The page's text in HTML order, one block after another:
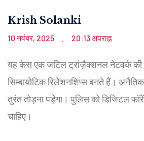
Krish Solanki
10 नवंबर, 2025 . 20:13 अपराह्न
यह केस एक जटिल ट्रांज़ैक्शनल नेटवर्क की
सिम्बायोटिक रिलेशनशिप्स बनते हैं। अनैतिक
तुरंत तोड़ना पड़ेगा। पुलिस को डिजिटल
चाहिए।